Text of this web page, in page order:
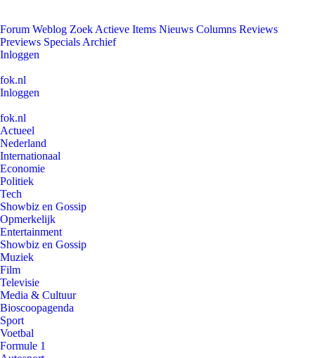
Forum Weblog Zoek Actieve Items Nieuws Columns Reviews
Previews Specials Archief
Inloggen
fok.nl
Inloggen
fok.nl
Actueel
Nederland
Internationaal
Economie
Politiek
Tech
Showbiz en Gossip
Opmerkelijk
Entertainment
Showbiz en Gossip
Muziek
Film
Televisie
Media & Cultuur
Bioscoopagenda
Sport
Voetbal
Formule 1